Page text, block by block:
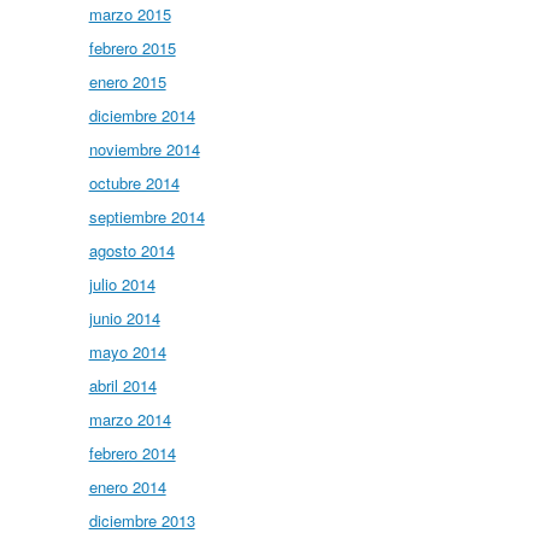
marzo 2015
febrero 2015
enero 2015
diciembre 2014
noviembre 2014
octubre 2014
septiembre 2014
agosto 2014
julio 2014
junio 2014
mayo 2014
abril 2014
marzo 2014
febrero 2014
enero 2014
diciembre 2013